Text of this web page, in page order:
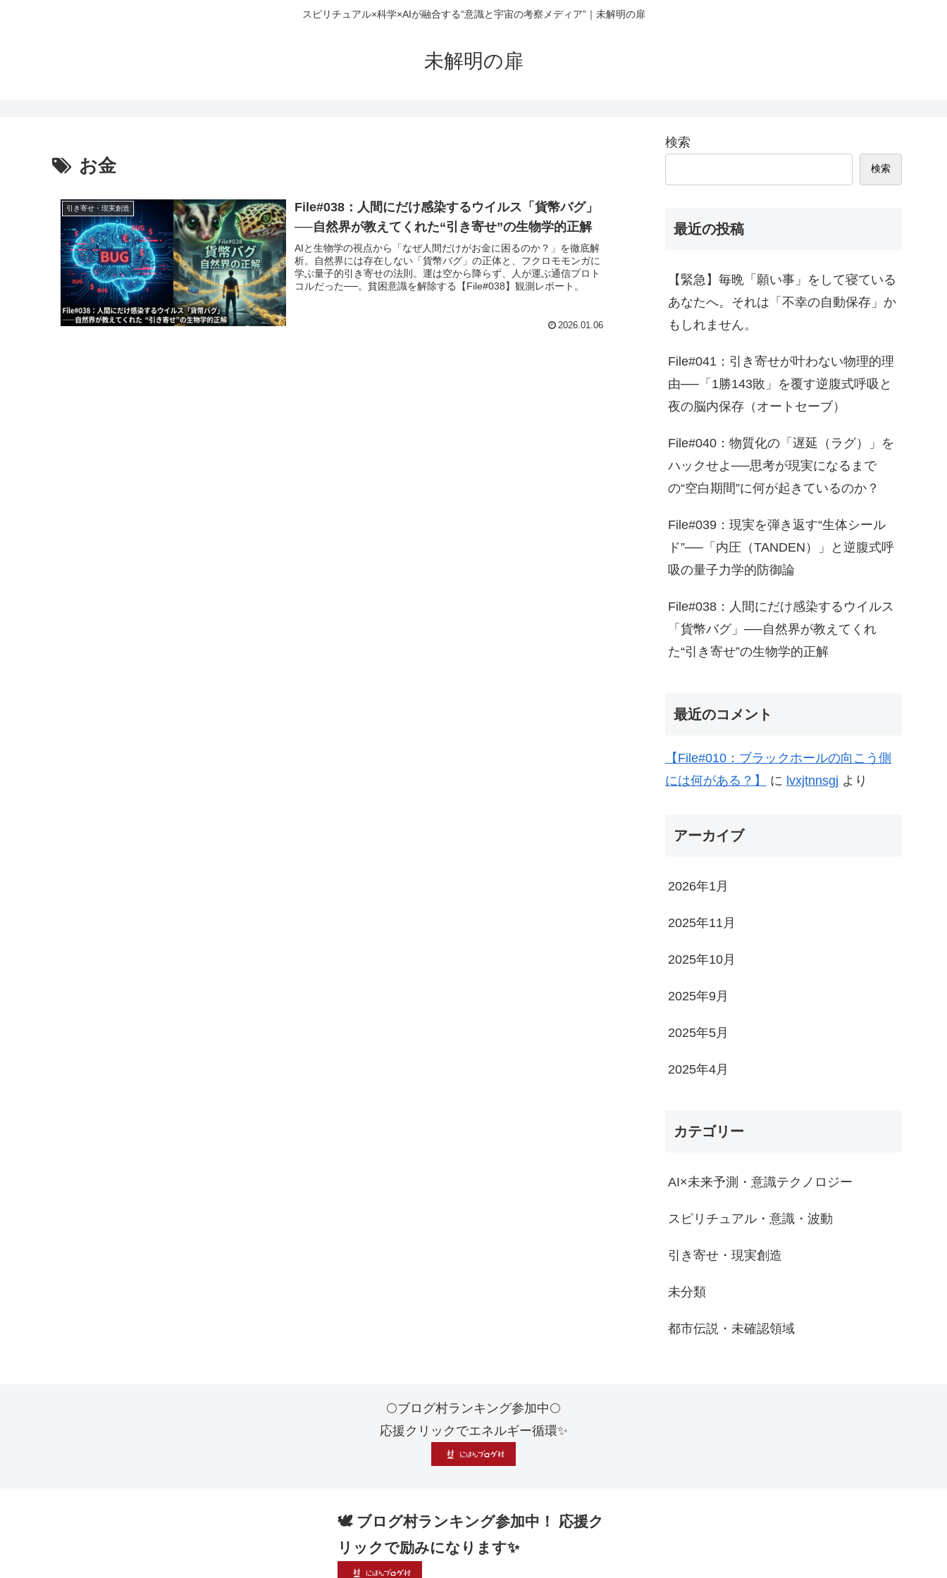
スピリチュアル×科学×AIが融合する“意識と宇宙の考察メディア”｜未解明の扉
未解明の扉
お金
引き寄せ・現実創造
File#038：人間にだけ感染するウイルス「貨幣バグ」
──自然界が教えてくれた“引き寄せ”の生物学的正解
AIと生物学の視点から「なぜ人間だけがお金に困るのか？」を徹底解
析。自然界には存在しない「貨幣バグ」の正体と、フクロモモンガに
学ぶ量子的引き寄せの法則。運は空から降らず、人が運ぶ通信プロト
コルだった──。貧困意識を解除する【File#038】観測レポート。
2026.01.06
検索
検索
最近の投稿
【緊急】毎晩「願い事」をして寝ている
あなたへ。それは「不幸の自動保存」か
もしれません。
File#041：引き寄せが叶わない物理的理
由──「1勝143敗」を覆す逆腹式呼吸と
夜の脳内保存（オートセーブ）
File#040：物質化の「遅延（ラグ）」を
ハックせよ──思考が現実になるまで
の“空白期間”に何が起きているのか？
File#039：現実を弾き返す“生体シール
ド”──「内圧（TANDEN）」と逆腹式呼
吸の量子力学的防御論
File#038：人間にだけ感染するウイルス
「貨幣バグ」──自然界が教えてくれ
た“引き寄せ”の生物学的正解
最近のコメント
【File#010：ブラックホールの向こう側
には何がある？】
に lvxjtnnsgj より
アーカイブ
2026年1月
2025年11月
2025年10月
2025年9月
2025年5月
2025年4月
カテゴリー
AI×未来予測・意識テクノロジー
スピリチュアル・意識・波動
引き寄せ・現実創造
未分類
都市伝説・未確認領域
🌕ブログ村ランキング参加中🌕
応援クリックでエネルギー循環✨
🕊 ブログ村ランキング参加中！ 応援ク
リックで励みになります✨